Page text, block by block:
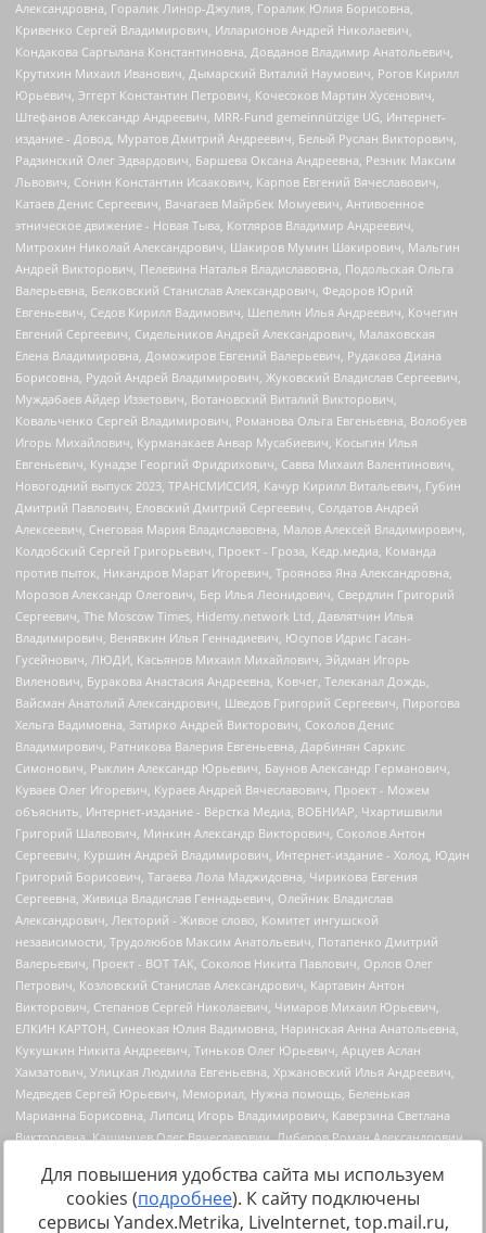
Источник:https://minjust.gov.ru/uploaded/files/reestr-
Для повышения удобства сайта мы используем
cookies (подробнее). К сайту подключены
сервисы Yandex.Metrika, LiveInternet, top.mail.ru,